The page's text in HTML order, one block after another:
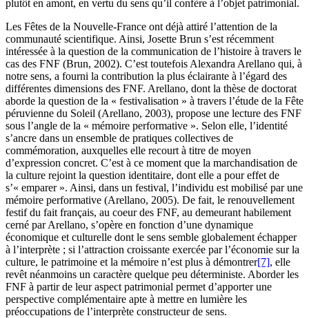
plutôt en amont, en vertu du sens qu’il confère à l’objet patrimonial.
Les Fêtes de la Nouvelle-France ont déjà attiré l’attention de la
communauté scientifique. Ainsi, Josette Brun s’est récemment
intéressée à la question de la communication de l’histoire à travers le
cas des FNF (Brun, 2002). C’est toutefois Alexandra Arellano qui, à
notre sens, a fourni la contribution la plus éclairante à l’égard des
différentes dimensions des FNF. Arellano, dont la thèse de doctorat
aborde la question de la « festivalisation » à travers l’étude de la Fête
péruvienne du Soleil (Arellano, 2003), propose une lecture des FNF
sous l’angle de la « mémoire performative ». Selon elle, l’identité
s’ancre dans un ensemble de pratiques collectives de
commémoration, auxquelles elle recourt à titre de moyen
d’expression concret. C’est à ce moment que la marchandisation de
la culture rejoint la question identitaire, dont elle a pour effet de
s’« emparer ». Ainsi, dans un festival, l’individu est mobilisé par une
mémoire performative (Arellano, 2005). De fait, le renouvellement
festif du fait français, au coeur des FNF, au demeurant habilement
cerné par Arellano, s’opère en fonction d’une dynamique
économique et culturelle dont le sens semble globalement échapper
à l’interprète ; si l’attraction croissante exercée par l’économie sur la
culture, le patrimoine et la mémoire n’est plus à démontrer[7], elle
revêt néanmoins un caractère quelque peu déterministe. Aborder les
FNF à partir de leur aspect patrimonial permet d’apporter une
perspective complémentaire apte à mettre en lumière les
préoccupations de l’interprète constructeur de sens.